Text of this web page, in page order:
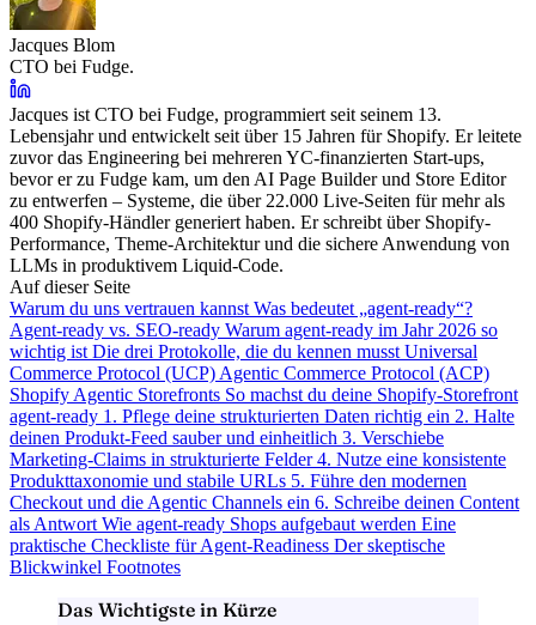
Jacques Blom
CTO bei Fudge.
Jacques ist CTO bei Fudge, programmiert seit seinem 13.
Lebensjahr und entwickelt seit über 15 Jahren für Shopify. Er leitete
zuvor das Engineering bei mehreren YC-finanzierten Start-ups,
bevor er zu Fudge kam, um den AI Page Builder und Store Editor
zu entwerfen – Systeme, die über 22.000 Live-Seiten für mehr als
400 Shopify-Händler generiert haben. Er schreibt über Shopify-
Performance, Theme-Architektur und die sichere Anwendung von
LLMs in produktivem Liquid-Code.
Auf dieser Seite
Warum du uns vertrauen kannst Was bedeutet „agent-ready“?
Agent-ready vs. SEO-ready Warum agent-ready im Jahr 2026 so
wichtig ist Die drei Protokolle, die du kennen musst Universal
Commerce Protocol (UCP) Agentic Commerce Protocol (ACP)
Shopify Agentic Storefronts So machst du deine Shopify-Storefront
agent-ready 1. Pflege deine strukturierten Daten richtig ein 2. Halte
deinen Produkt-Feed sauber und einheitlich 3. Verschiebe
Marketing-Claims in strukturierte Felder4. Nutze eine konsistente
Produkttaxonomie und stabile URLs 5. Führe den modernen
Checkout und die Agentic Channels ein 6. Schreibe deinen Content
als Antwort Wie agent-ready Shops aufgebaut werden Eine
praktische Checkliste für Agent-Readiness Der skeptische
Blickwinkel Footnotes
Das Wichtigste in Kürze